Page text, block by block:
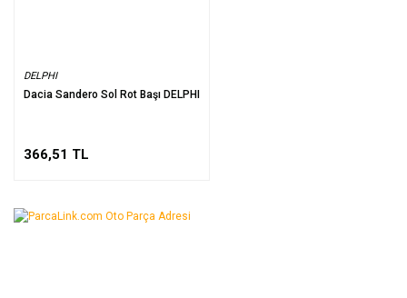
DELPHI
Dacia Sandero Sol Rot Başı DELPHI
366,51 TL